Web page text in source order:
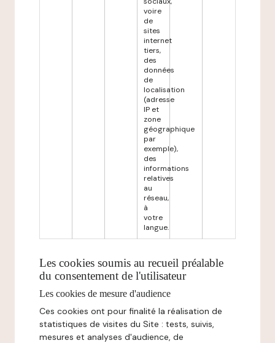
voire
de
sites
internet
tiers,
des
données
de
localisation
(adresse
IP et
zone
géographique
par
exemple),
des
informations
relatives
au
réseau,
à
votre
langue.
Les cookies soumis au recueil préalable
du consentement de l'utilisateur
Les cookies de mesure d'audience
Ces cookies ont pour finalité la réalisation de
statistiques de visites du Site : tests, suivis,
mesures et analyses d'audience, de